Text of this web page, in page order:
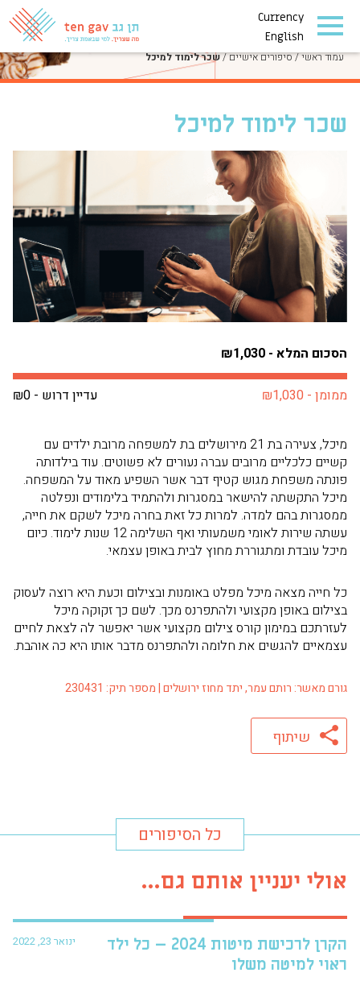
Currency
English
סיפורים אישיים
עמוד ראשי/סיפורים אישיים/שכר לימוד למיכל
שכר לימוד למיכל
הסכום המלא - ₪1,030
עדיין דרוש - ₪0 ממומן - ₪1,030
מיכל, צעירה בת 21 מירושלים בת למשפחה מרובת ילדים עם
קשיים כלכליים מרובים עברה נעורים לא פשוטים. עוד בילדותה
פונתה משפחת מגוש קטיף דבר אשר השפיע מאוד על המשפחה.
מיכל התקשתה להישאר במסגרות ולהתמיד בלימודים ונפלטה
ממסגרות בהם למדה. למרות כל זאת בחרה מיכל לשקם את חייה,
עשתה שירות לאומי משמעותי ואף השלימה 12 שנות לימוד. כיום
מיכל עובדת ומתגוררת מחוץ לבית באופן עצמאי.
כל חייה מצאה מיכל מפלט באומנות ובצילום וכעת היא רוצה לעסוק
בצילום באופן מקצועי ולהתפרנס מכך. לשם כך זקוקה מיכל
לעזרתכם במימון קורס צילום מקצועי אשר יאפשר לה לצאת לחיים
עצמאיים להגשים את חלומה ולהתפרנס מדבר אותו היא כה אוהבת.
גורם מאשר: רותם עמר, יתד מחוז ירושלים | מספר תיק: 230431
שיתוף
כל הסיפורים
אולי יעניין אותם גם...
ינואר 23, 2022
הקרן לרכישת מיטות 2024 – כל ילד
ראוי למיטה משלו